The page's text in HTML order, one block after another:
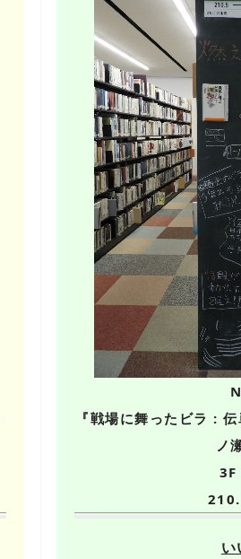
『戦場に舞ったビラ :
ノ
3F